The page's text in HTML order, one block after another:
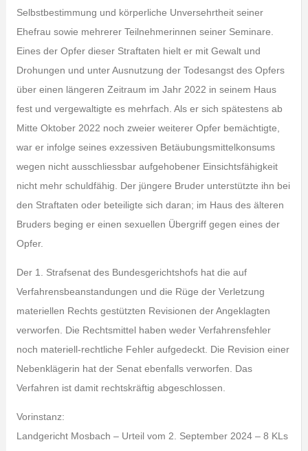
Selbstbestimmung und körperliche Unversehrtheit seiner
Ehefrau sowie mehrerer Teilnehmerinnen seiner Seminare.
Eines der Opfer dieser Straftaten hielt er mit Gewalt und
Drohungen und unter Ausnutzung der Todesangst des Opfers
über einen längeren Zeitraum im Jahr 2022 in seinem Haus
fest und vergewaltigte es mehrfach. Als er sich spätestens ab
Mitte Oktober 2022 noch zweier weiterer Opfer bemächtigte,
war er infolge seines exzessiven Betäubungsmittelkonsums
wegen nicht ausschliessbar aufgehobener Einsichtsfähigkeit
nicht mehr schuldfähig. Der jüngere Bruder unterstützte ihn bei
den Straftaten oder beteiligte sich daran; im Haus des älteren
Bruders beging er einen sexuellen Übergriff gegen eines der
Opfer.
Der 1. Strafsenat des Bundesgerichtshofs hat die auf
Verfahrensbeanstandungen und die Rüge der Verletzung
materiellen Rechts gestützten Revisionen der Angeklagten
verworfen. Die Rechtsmittel haben weder Verfahrensfehler
noch materiell-rechtliche Fehler aufgedeckt. Die Revision einer
Nebenklägerin hat der Senat ebenfalls verworfen. Das
Verfahren ist damit rechtskräftig abgeschlossen.
Vorinstanz:
Landgericht Mosbach – Urteil vom 2. September 2024 – 8 KLs